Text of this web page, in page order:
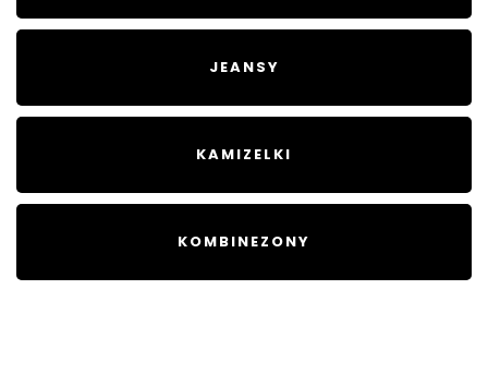
JEANSY
KAMIZELKI
KOMBINEZONY